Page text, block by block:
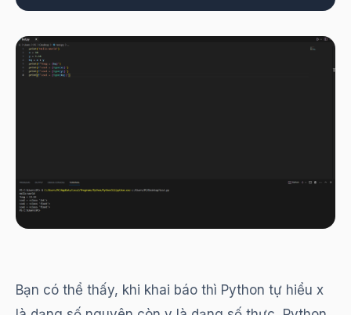
Bạn có thể thấy, khi khai báo thì Python tự hiểu x